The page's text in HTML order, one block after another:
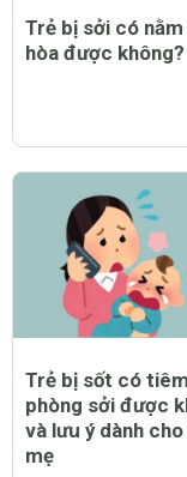
Trẻ bị sởi có
hòa được không?
Trẻ bị sốt có tiêm
phòng sởi được
và lưu ý dành
mẹ